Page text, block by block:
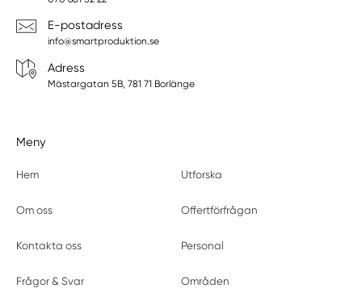
E-postadress
info@smartproduktion.se
Adress
Mästargatan 5B, 781 71 Borlänge
Meny
Hem Utforska
Om oss Offertförfrågan
Kontakta oss Personal
Frågor & Svar Områden